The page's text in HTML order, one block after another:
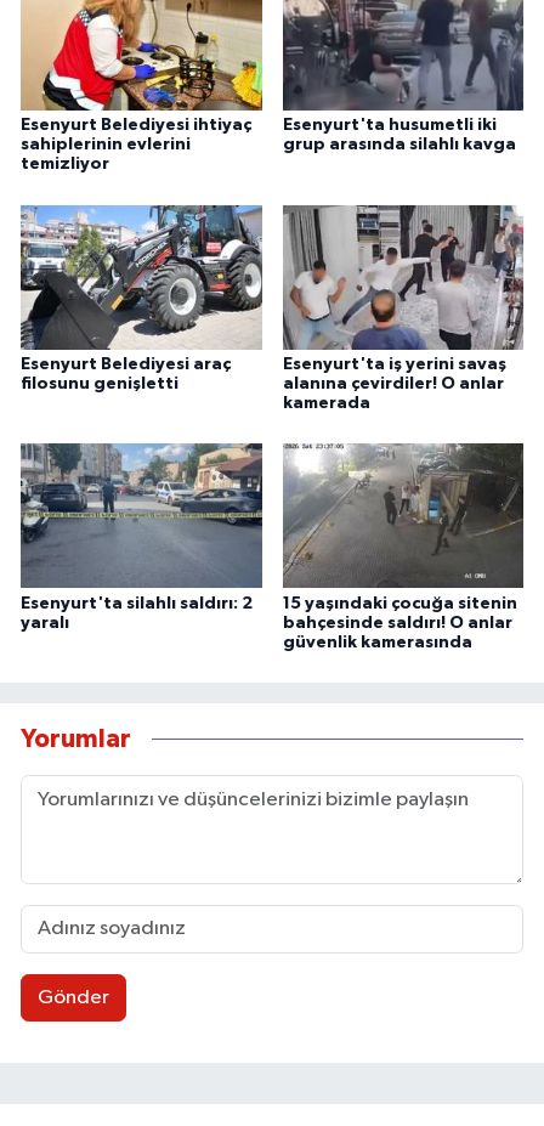
Esenyurt Belediyesi ihtiyaç
sahiplerinin evlerini
temizliyor
Esenyurt'ta husumetli iki
grup arasında silahlı kavga
Esenyurt Belediyesi araç
filosunu genişletti
Esenyurt'ta iş yerini savaş
alanına çevirdiler! O anlar
kamerada
Esenyurt'ta silahlı saldırı: 2
yaralı
15 yaşındaki çocuğa sitenin
bahçesinde saldırı! O anlar
güvenlik kamerasında
Yorumlar
Gönder